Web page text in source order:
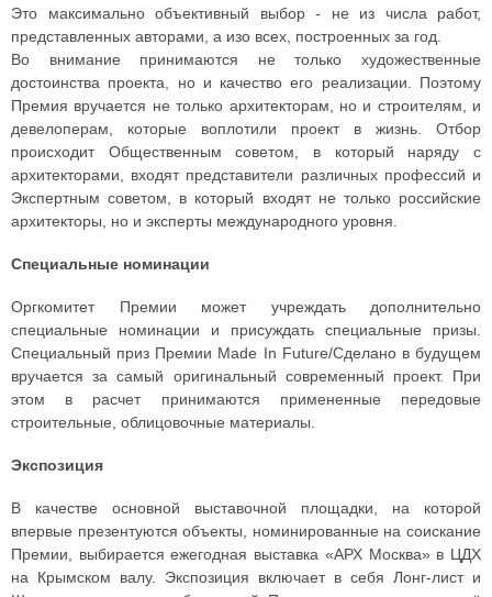
Это максимально объективный выбор - не из числа работ,
представленных авторами, а изо всех, построенных за год.
Во внимание принимаются не только художественные
достоинства проекта, но и качество его реализации. Поэтому
Премия вручается не только архитекторам, но и строителям, и
девелоперам, которые воплотили проект в жизнь. Отбор
происходит Общественным советом, в который наряду с
архитекторами, входят представители различных профессий и
Экспертным советом, в который входят не только российские
архитекторы, но и эксперты международного уровня.
Специальные номинации
Оргкомитет Премии может учреждать дополнительно
специальные номинации и присуждать специальные призы.
Специальный приз Премии Made In Future/Сделано в будущем
вручается за самый оригинальный современный проект. При
этом в расчет принимаются примененные передовые
строительные, облицовочные материалы.
Экспозиция
В качестве основной выставочной площадки, на которой
впервые презентуются объекты, номинированные на соискание
Премии, выбирается ежегодная выставка «АРХ Москва» в ЦДХ
на Крымском валу. Экспозиция включает в себя Лонг-лист и